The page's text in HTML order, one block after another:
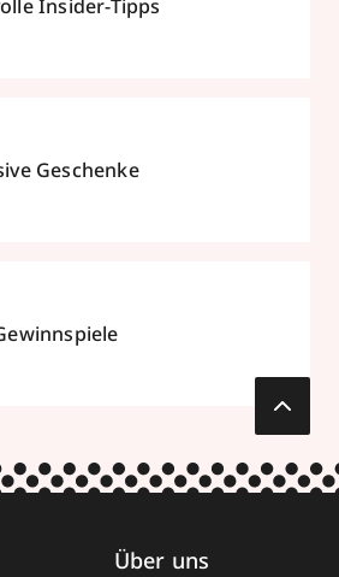
Insider-Tipps
Geschenke
Über uns